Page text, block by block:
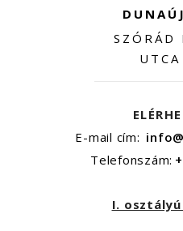
SZÓRÁD
E-mail cím:
Telefonszám:
I.